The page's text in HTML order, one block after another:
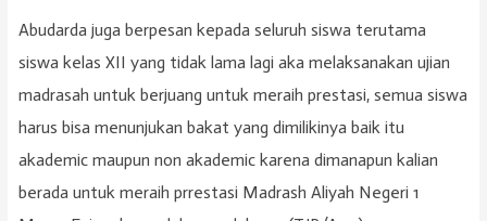
Abudarda juga berpesan kepada seluruh siswa terutama
siswa kelas XII yang tidak lama lagi aka melaksanakan ujian
madrasah untuk berjuang untuk meraih prestasi, semua siswa
harus bisa menunjukan bakat yang dimilikinya baik itu
akademic maupun non akademic karena dimanapun kalian
berada untuk meraih prrestasi Madrash Aliyah Negeri 1